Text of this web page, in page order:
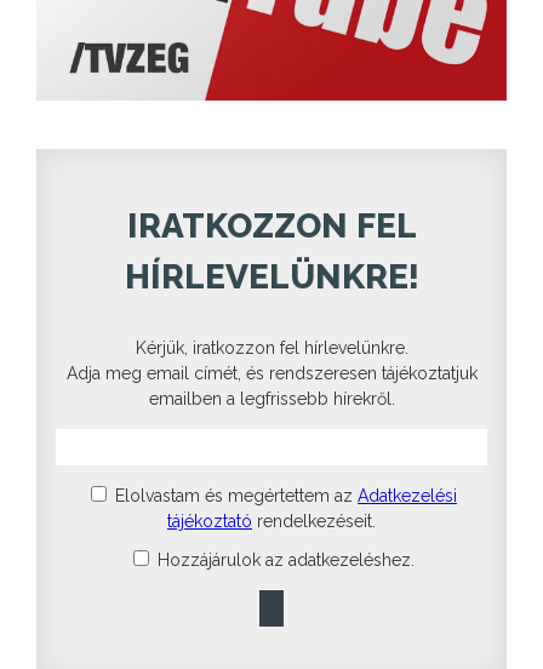
IRATKOZZON FEL
HÍRLEVELÜNKRE!
Kérjük, iratkozzon fel hírlevelünkre.
Adja meg email címét, és rendszeresen tájékoztatjuk
emailben a legfrissebb hírekről.
Elolvastam és megértettem az Adatkezelési
tájékoztató rendelkezéseit.
Hozzájárulok az adatkezeléshez.